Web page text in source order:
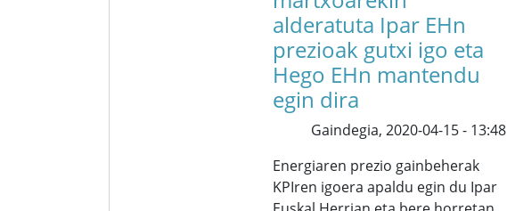
alderatuta Ipar EHn
prezioak gutxi igo eta
Hego EHn mantendu
egin dira
Gaindegia, 2020-04-15 - 13:48
Energiaren prezio gainbeherak
KPIren igoera apaldu egin du Ipar